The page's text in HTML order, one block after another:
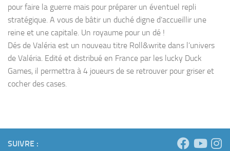
pour faire la guerre mais pour préparer un éventuel repli
stratégique. A vous de bâtir un duché digne d’accueillir une
reine et une capitale. Un royaume pour un dé !
Dés de Valéria est un nouveau titre Roll&write dans l’univers
de Valéria. Edité et distribué en France par les lucky Duck
Games, il permettra à 4 joueurs de se retrouver pour griser et
cocher des cases.
SUIVRE :